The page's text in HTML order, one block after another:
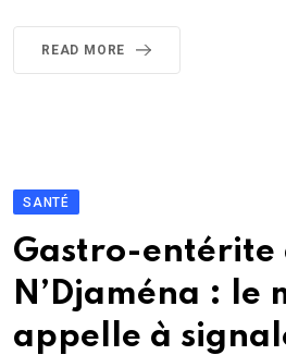
READ MORE
SANTÉ
Gastro-entérite
N’Djaména : le
appelle à